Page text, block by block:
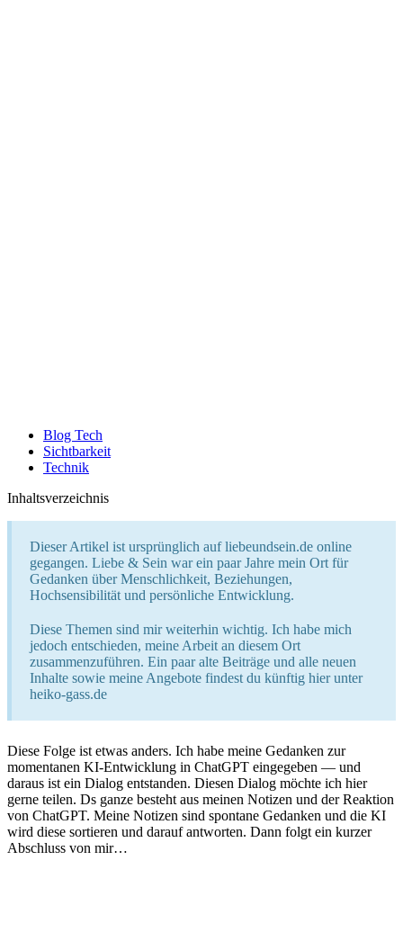
Blog Tech
Sichtbarkeit
Technik
Inhaltsverzeichnis
Dieser Artikel ist ursprünglich auf liebeundsein.de online
gegangen. Liebe & Sein war ein paar Jahre mein Ort für
Gedanken über Menschlichkeit, Beziehungen,
Hochsensibilität und persönliche Entwicklung.
Diese Themen sind mir weiterhin wichtig. Ich habe mich
jedoch entschieden, meine Arbeit an diesem Ort
zusammenzuführen. Ein paar alte Beiträge und alle neuen
Inhalte sowie meine Angebote findest du künftig hier unter
heiko-gass.de
Diese Folge ist etwas anders. Ich habe meine Gedanken zur
momentanen KI-Entwicklung in ChatGPT eingegeben — und
daraus ist ein Dialog entstanden. Diesen Dialog möchte ich hier
gerne teilen. Ds ganze besteht aus meinen Notizen und der Reaktion
von ChatGPT. Meine Notizen sind spontane Gedanken und die KI
wird diese sortieren und darauf antworten. Dann folgt ein kurzer
Abschluss von mir…